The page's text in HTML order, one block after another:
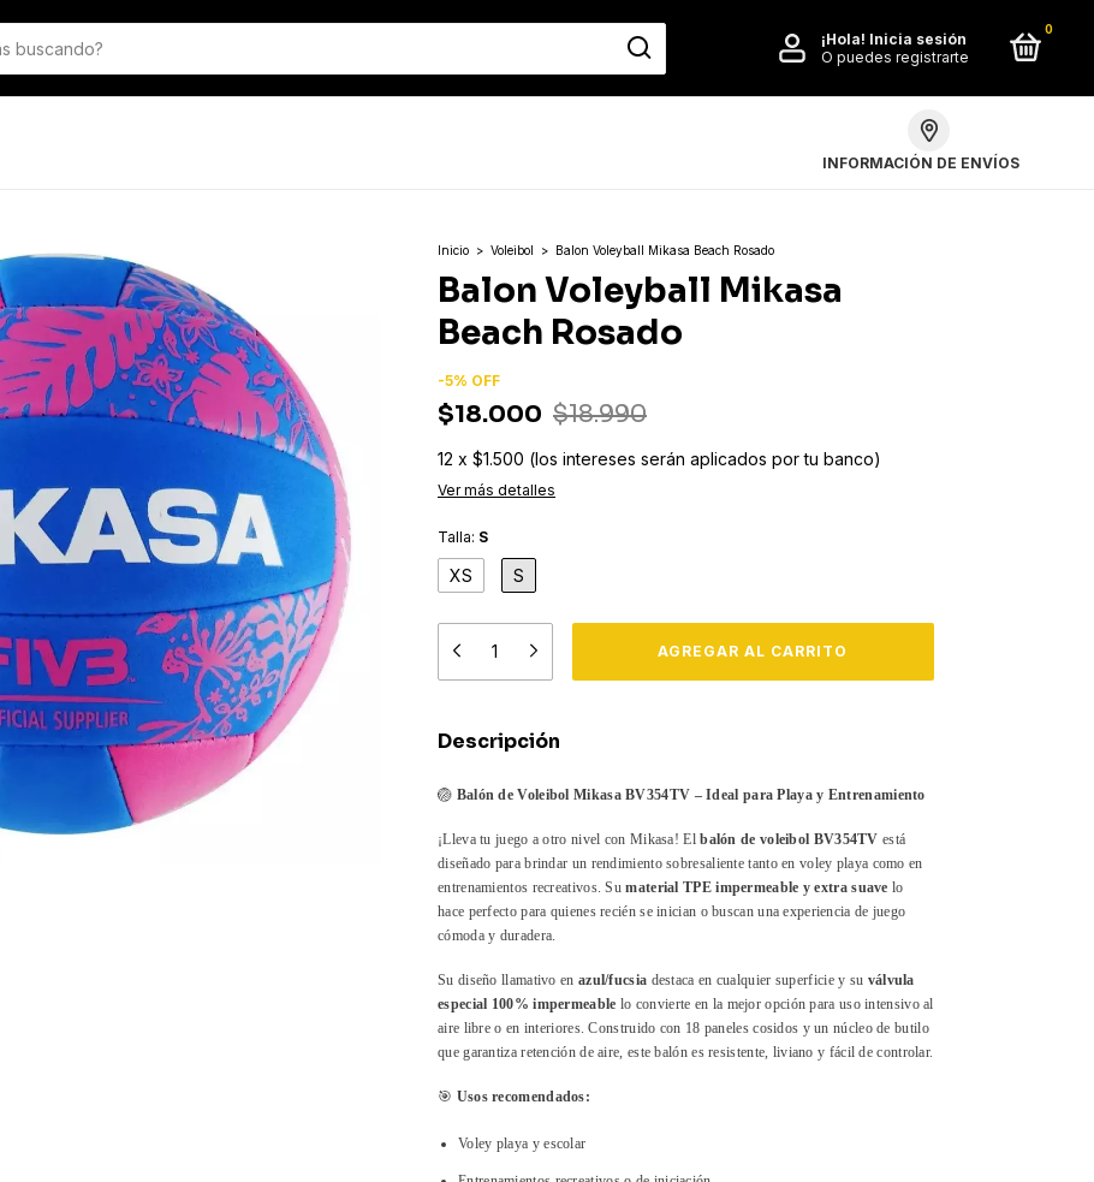
¡Hola! Inicia sesión
O puedes registrarte
0
INFORMACIÓN DE ENVÍOS
Inicio > Voleibol > Balon Voleyball Mikasa Beach Rosado
Balon Voleyball Mikasa
Beach Rosado
-5% OFF
$18.000 $18.990
12 x $1.500 (los intereses serán aplicados por tu banco)
Ver más detalles
Talla: S
XS S
Descripción
🏐 Balón de Voleibol Mikasa BV354TV – Ideal para Playa y Entrenamiento
¡Lleva tu juego a otro nivel con Mikasa! Elbalón de voleibol BV354TV está
diseñado para brindar un rendimiento sobresaliente tanto en voley playa como en
entrenamientos recreativos. Sumaterial TPE impermeable y extra suave lo
hace perfecto para quienes recién se inician o buscan una experiencia de juego
cómoda y duradera.
Su diseño llamativo en azul/fucsia destaca en cualquier superficie y su válvula
especial 100% impermeable lo convierte en la mejor opción para uso intensivo al
aire libre o en interiores. Construido con 18 paneles cosidos y un núcleo de butilo
que garantiza retención de aire, este balón es resistente, liviano y fácil de controlar.
🎯 Usos recomendados:
Voley playa y escolar